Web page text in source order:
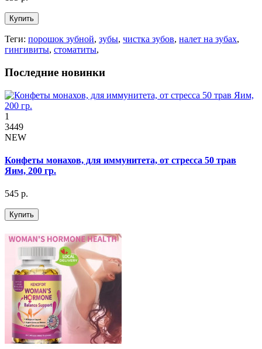
Купить
Теги: порошок зубной, зубы, чистка зубов, налет на зубах,
гингивиты, стоматиты,
Последние новинки
1
3449
NEW
Конфеты монахов, для иммунитета, от стресса 50 трав
Яим, 200 гр.
545 р.
Купить